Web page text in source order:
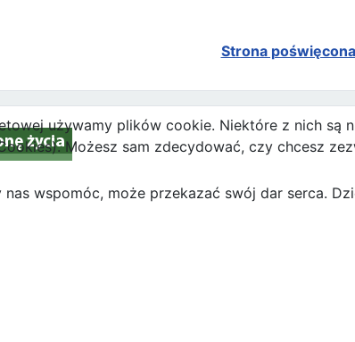
Strona
nas wspomóc, może przekazać swój dar serca.
używamy plików cookie. Niektóre z nich są
Możesz sam zdecydować, czy chcesz